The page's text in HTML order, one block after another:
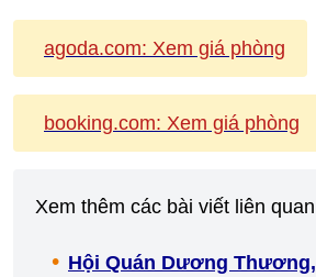
agoda.com: Xem giá phòng
booking.com: Xem giá phòng
Xem thêm các bài viết liên
Hội Quán Dương